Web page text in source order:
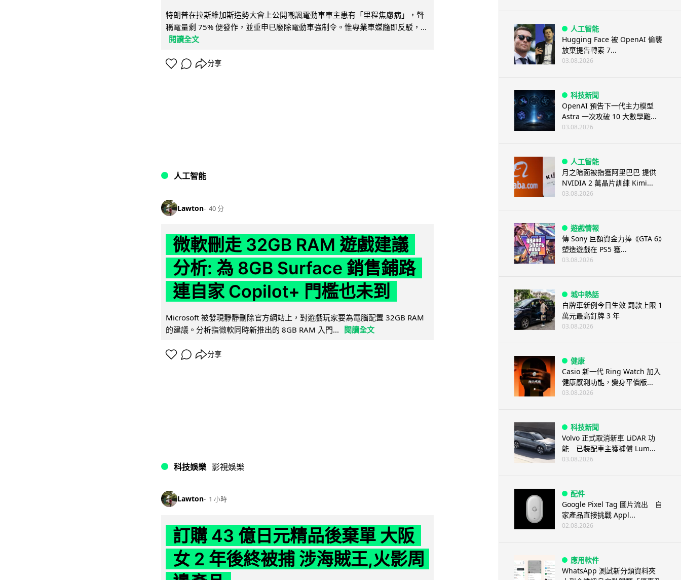
特朗普在拉斯維加斯造勢大會上公開嘲諷電動車車主患有「里程焦慮病」，聲
稱電量剩 75% 便發作，並重申已廢除電動車強制令。惟專業車媒隨即反駁，...
閱讀全文
分享
人工智能
Lawton 40 分
微軟刪走 32GB RAM 遊戲建議
分析: 為 8GB Surface 銷售鋪路
連自家 Copilot+ 門檻也未到
Microsoft 被發現靜靜刪除官方網站上，對遊戲玩家要為電腦配置 32GB RAM
的建議。分析指微軟同時新推出的 8GB RAM 入門...
閱讀全文
分享
科技娛樂 影視娛樂
Lawton 1 小時
訂購 43 億日元精品後棄單 大阪
女 2 年後終被捕 涉海賊王,火影周
人工智能
Hugging Face 被 OpenAI 偷襲
放棄提告轉索 7...
03.08.2026
科技新聞
OpenAI 預告下一代主力模型
Astra 一次攻破 10 大數學難...
03.08.2026
人工智能
月之暗面被指獲阿里巴巴 提供
NVIDIA 2 萬晶片訓練 Kimi...
03.08.2026
遊戲情報
傳 Sony 巨額資金力捧《GTA 6》
塑造遊戲在 PS5 獲...
03.08.2026
城中熱話
白牌車新例今日生效 罰款上限 1
萬元最高釘牌 3 年
03.08.2026
健康
Casio 新一代 Ring Watch 加入
健康感測功能，變身平價版...
03.08.2026
科技新聞
Volvo 正式取消新車 LiDAR 功
能 已裝配車主獲補償 Lum...
03.08.2026
配件
Google Pixel Tag 圖片流出 自
家產品直接挑戰 Appl...
02.08.2026
應用軟件
WhatsApp 測試新分類資料夾